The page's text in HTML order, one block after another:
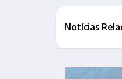
Notícias